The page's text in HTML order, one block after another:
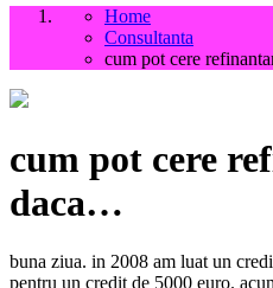
Home
Consultanta
cum pot cere
cum pot cere
daca…
buna ziua. in 2008 am luat un
pentru un credit de 5000 euro.